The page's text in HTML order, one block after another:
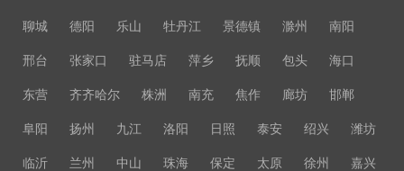
聊城 德阳 乐山 牡丹江 景德镇 滁州 南阳
邢台 张家口 驻马店 萍乡 抚顺 包头 海口
东营 齐齐哈尔 株洲 南充 焦作 廊坊 邯郸
阜阳 扬州 九江 洛阳 日照 泰安 绍兴 潍坊
临沂 兰州 中山 珠海 保定 太原 徐州 嘉兴